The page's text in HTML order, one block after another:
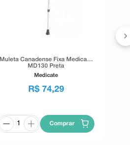
Muleta Canadense Fixa Medicate
MD130 Preta
Medicate
R$ 74,29
Comprar